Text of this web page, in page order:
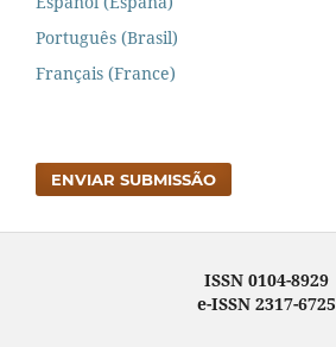
Português (Brasil)
Français (France)
ENVIAR SUBMISSÃO
ISSN 0104-8929
e-ISSN 2317-6725